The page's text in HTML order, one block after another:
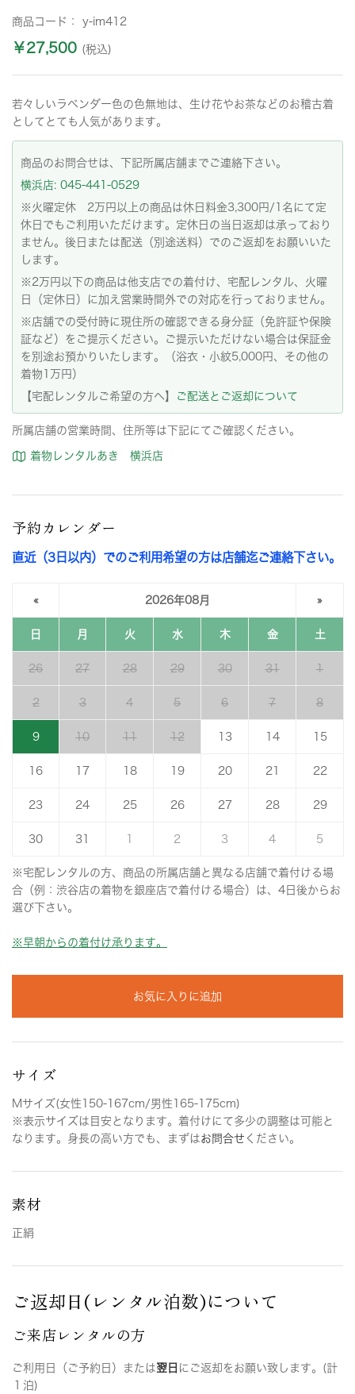
商品コード： y-im412
￥27,500 (税込)
若々しいラベンダー色の色無地は、生け花やお茶などのお稽古着
としてとても人気があります。
商品のお問合せは、下記所属店舗までご連絡下さい。
横浜店: 045-441-0529
※火曜定休 2万円以上の商品は休日料金3,300円/1名にて定
休日でもご利用いただけます。定休日の当日返却は承っており
ません。後日または配送（別途送料）でのご返却をお願いいた
します。
※2万円以下の商品は他支店での着付け、宅配レンタル、火曜
日（定休日）に加え営業時間外での対応を行っておりません。
※店舗での受付時に現住所の確認できる身分証（免許証や保険
証など）をご提示ください。ご提示いただけない場合は保証金
を別途お預かりいたします。（浴衣・小紋5,000円、その他の
着物1万円）
【宅配レンタルご希望の方へ】
ご配送とご返却について
所属店舗の営業時間、住所等は下記にてご確認ください。
着物レンタルあき 横浜店
予約カレンダー
直近（3日以内）でのご利用希望の方は店舗迄ご連絡下さい。
« 2026年08月 »
日 月 火 水 木 金 土
26 27 28 29 30 31 1
2 3 4 5 6 7 8
9 10 11 12 13 14 15
16 17 18 19 20 21 22
23 24 25 26 27 28 29
30 31 2 3 4 5
※宅配レンタルの方、商品の所属店舗と異なる店舗で着付ける場
合（例：渋谷店の着物を銀座店で着付ける場合）は、4日後からお
選び下さい。
※早朝からの着付け承ります。
お気に入りに追加
サイズ
Mサイズ(女性150-167cm/男性165-175cm)
※表示サイズは目安となります。着付けにて多少の調整は可能と
なります。身長の高い方でも、まずはお問合せ ください。
素材
正絹
ご返却日(レンタル泊数)について
ご来店レンタルの方
ご利用日（ご予約日）または翌日 にご返却をお願い致します。(計
１泊)